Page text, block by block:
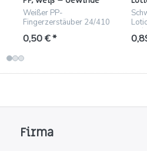
24/410, Steigrohr 219
mm
Weißer PP-
Fingerzerstäuber 24/410
Überkappe.
0,50 € *
Firma